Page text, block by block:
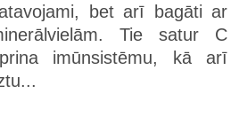
bet arī bagāti ar
Tie satur C
imūnsistēmu, kā arī